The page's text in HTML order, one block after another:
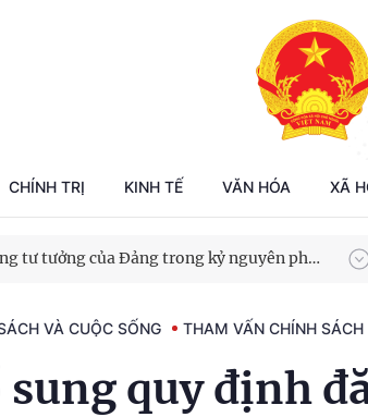
CHÍNH TRỊ KINH TẾ VĂN HÓA XÃ
tế nhà nước trong kỷ nguyên mới
Chiến dịch 500 ngày đêm tìm kiếm, quy tập và xác định danh tính hài cốt liệt sĩ
Bảo vệ nền tảng tư tưởng của Đảng trong kỷ nguyên phát triển mới
ở cho thuê - Trụ cột chiến lược, lâu dài
VÀ CUỘC SỐNG THAM VẤN CHÍNH SÁCH
sung quy định